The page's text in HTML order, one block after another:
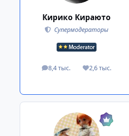
Кирико Кираюто
Супермодераторы
8,4 тыс.
посты 2,6 тыс.
Репутация